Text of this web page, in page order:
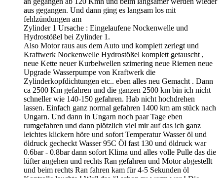
aus gegangen. Und dann ging es langsam los mit
fehlzündungen am
Zylinder 1 Ursache : Eingelaufene Nockenwelle und
Hydrostößel bei Zylinder 1.
Also Motor raus aus dem Auto und komplett zerlegt und
Kraftwerk Nockenwelle Hydrostößel komplett getauscht ,
neue Kette neuer Kurbelwellen szimering neue Riemen neue
Upgrade Wasserpumpe von Kraftwerk die
Zylinderkopfdichtungen etc.. eben alles neu Gemacht . Dann
ca 2500 Km gefahren und die ganzen 2500 km bin ich nicht
schneller wie 140-150 gefahren. Hab nicht hochdrehen
lassen. Einfach ganz normal gefahren 1400 km am stück nach
Ungarn. Und dann in Ungarn noch paar Tage eben
rumgefahren und dann plötzlich viel mir auf das ich ganz
leichtes klickern höre und sofort Temperatur Wasser öl und
öldruck gecheckt Wasser 95C Öl fast 130 und öldruck war
0.6bar - 0.8bar dann sofort Klima und alles volle Pulle das die
lüfter angehen und rechts Ran gefahren und Motor abgestellt
und beim rechts Ran fahren kam für 4-5 Sekunden öl